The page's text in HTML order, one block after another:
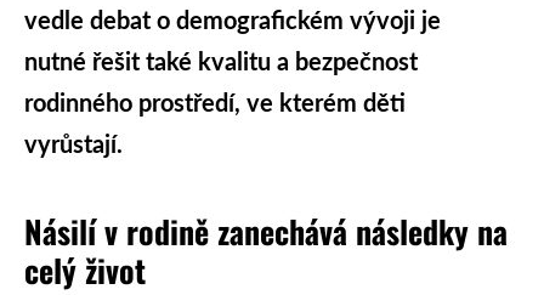
vedle debat o demografickém vývoji je
nutné řešit také kvalitu a bezpečnost
rodinného prostředí, ve kterém děti
vyrůstají.
Násilí v rodině zanechává následky na
celý život